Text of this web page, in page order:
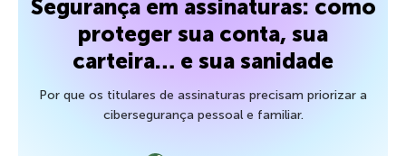
Segurança em assinaturas: como
proteger sua conta, sua
carteira… e sua sanidade
Por que os titulares de assinaturas precisam priorizar a
cibersegurança pessoal e familiar.